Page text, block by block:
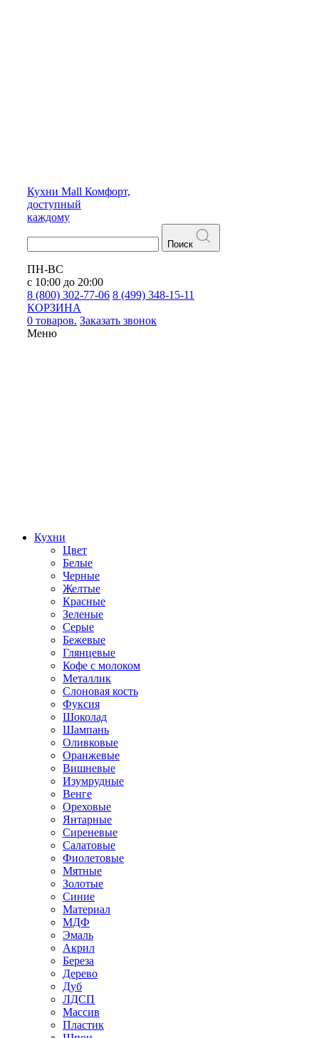
Кухни Mall Комфорт,
доступный
каждому
Поиск
ПН-ВС
с 10:00 до 20:00
8 (800) 302-77-06 8 (499) 348-15-11
КОРЗИНА
0 товаров. Заказать звонок
Меню
Кухни
Цвет
Белые
Черные
Желтые
Красные
Зеленые
Серые
Бежевые
Глянцевые
Кофе с молоком
Металлик
Слоновая кость
Фуксия
Шоколад
Шампань
Оливковые
Оранжевые
Вишневые
Изумрудные
Венге
Ореховые
Янтарные
Сиреневые
Салатовые
Фиолетовые
Мятные
Золотые
Синие
Материал
МДФ
Эмаль
Акрил
Береза
Дерево
Дуб
ЛДСП
Массив
Пластик